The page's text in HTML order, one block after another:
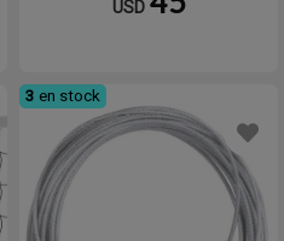
USD
3 en stock